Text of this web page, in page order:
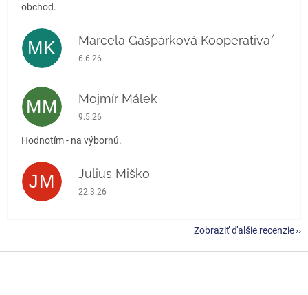
obchod.
MK Marcela Gašpárková Kooperativa⁷
Hodnotenie obchodu je 5 z 5 hviezdičiek.
6.6.26
MM Mojmír Málek
Hodnotenie obchodu je 5 z 5 hviezdičiek.
9.5.26
Hodnotím - na výbornú.
JM Julius Miško
Hodnotenie obchodu je 5 z 5 hviezdičiek.
22.3.26
Zobraziť ďalšie recenzie